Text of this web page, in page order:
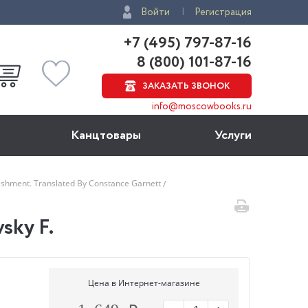
Войти Регистрация
+7 (495) 797-87-16
8 (800) 101-87-16
ЗАКАЗАТЬ ЗВОНОК
info@moscowbooks.ru
Канцтовары Услуги
Translated By Constance Garnett
F.
Цена в Интернет-магазине